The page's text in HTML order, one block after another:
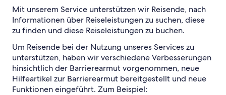
Mit unserem Service unterstützen wir Reisende, nach
Informationen über Reiseleistungen zu suchen, diese
zu finden und diese Reiseleistungen zu buchen.
Um Reisende bei der Nutzung unseres Services zu
unterstützen, haben wir verschiedene Verbesserungen
hinsichtlich der Barrierearmut vorgenommen, neue
Hilfeartikel zur Barrierearmut bereitgestellt und neue
Funktionen eingeführt. Zum Beispiel: